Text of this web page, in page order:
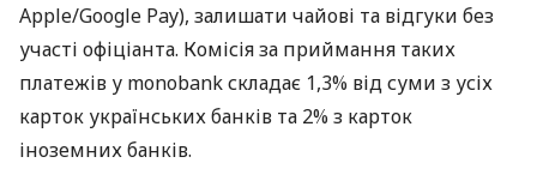
Apple/Google Pay), залишати чайові та відгуки без
участі офіціанта. Комісія за приймання таких
платежів у monobank складає 1,3% від суми з усіх
карток українських банків та 2% з карток
іноземних банків.